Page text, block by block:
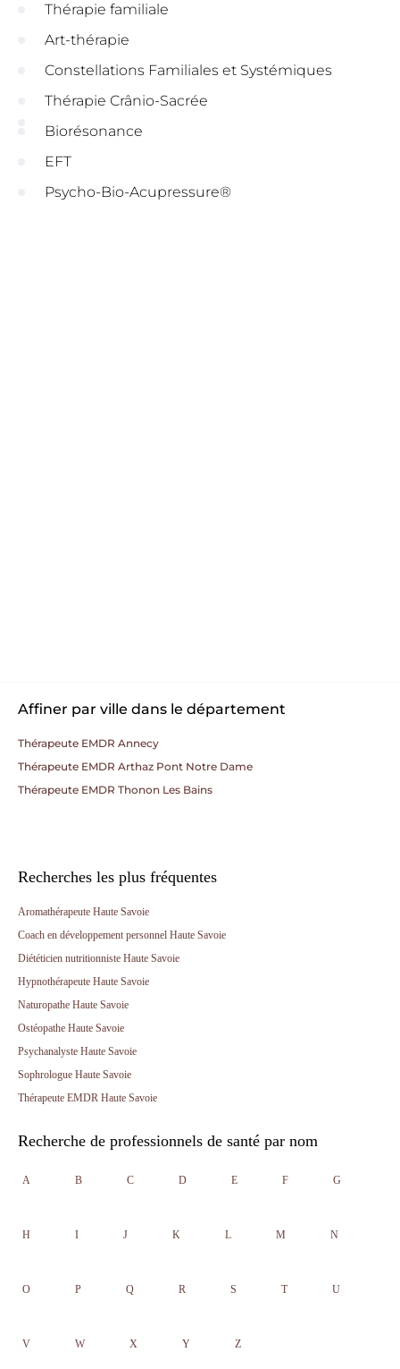
Thérapie familiale
Art-thérapie
Constellations Familiales et Systémiques
Thérapie Crânio-Sacrée
Biorésonance
EFT
Psycho-Bio-Acupressure®
Affiner par ville dans le département
Thérapeute EMDR Annecy
Thérapeute EMDR Arthaz Pont Notre Dame
Thérapeute EMDR Thonon Les Bains
Recherches les plus fréquentes
Aromathérapeute Haute Savoie
Coach en développement personnel Haute Savoie
Diététicien nutritionniste Haute Savoie
Hypnothérapeute Haute Savoie
Naturopathe Haute Savoie
Ostéopathe Haute Savoie
Psychanalyste Haute Savoie
Sophrologue Haute Savoie
Thérapeute EMDR Haute Savoie
Recherche de professionnels de santé par nom
A B C D E F G
H I J K L M N
O P Q R S T U
V W X Y Z